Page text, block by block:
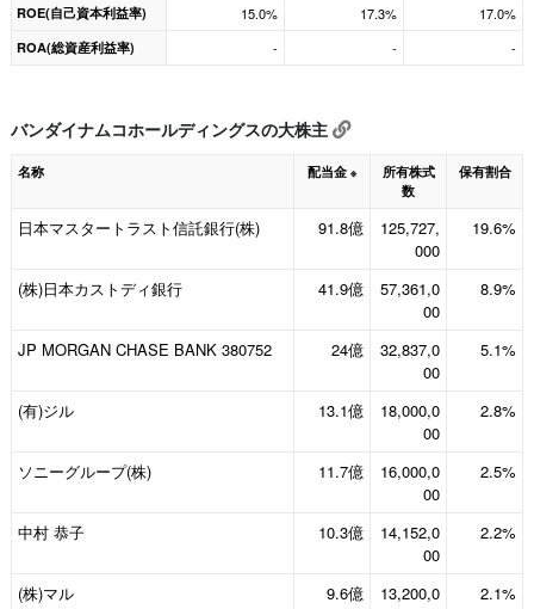
ROE(自己資本利益率) 15.0% 17.3% 17.0%
ROA(総資産利益率) - - -
バンダイナムコホールディングスの大株主
名称 配当金 ※
所有株式
数
保有割合
日本マスタートラスト信託銀行(株) 91.8億
125,727,
000
19.6%
(株)日本カストディ銀行 41.9億
57,361,0
00
8.9%
JP MORGAN CHASE BANK 380752 24億
32,837,0
00
5.1%
(有)ジル 13.1億
18,000,0
00
2.8%
ソニーグループ(株) 11.7億
16,000,0
00
2.5%
中村 恭子 10.3億
14,152,0
00
2.2%
(株)マル 9.6億
13,200,0
2.1%